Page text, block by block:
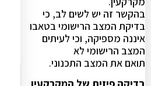
בהקשר זה יש לשים לב, כי
בדיקת המצב הרישומי בטאבו
איננה מספיקה, וכי לעיתים
המצב הרישומי לא
תואם את המצב התכנוני.